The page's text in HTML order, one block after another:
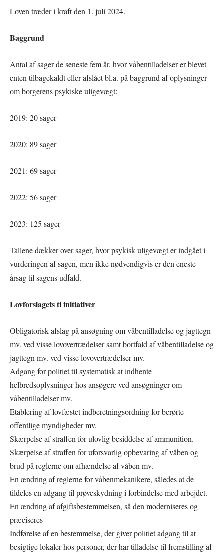
Loven træder i kraft den 1. juli 2024.
Baggrund
Antal af sager de seneste fem år, hvor våbentilladelser er blevet
enten tilbagekaldt eller afslået bl.a. på baggrund af oplysninger
om borgerens psykiske uligevægt:
2019: 20 sager
2020: 89 sager
2021: 69 sager
2022: 56 sager
2023: 125 sager
Tallene dækker over sager, hvor psykisk uligevægt er indgået i
vurderingen af sagen, men ikke nødvendigvis er den eneste
årsag til sagens udfald.
Lovforslagets ti initiativer
Obligatorisk afslag på ansøgning om våbentilladelse og jagttegn
mv. ved visse lovovertrædelser samt bortfald af våbentilladelse og
jagttegn mv. ved visse lovovertrædelser mv.
Adgang for politiet til systematisk at indhente
helbredsoplysninger hos ansøgere ved ansøgninger om
våbentilladelser mv.
Etablering af lovfæstet indberetningsordning for berørte
offentlige myndigheder mv.
Skærpelse af straffen for ulovlig besiddelse af ammunition.
Skærpelse af straffen for uforsvarlig opbevaring af våben og
brud på reglerne om afhændelse af våben mv.
En ændring af reglerne for våbenmekanikere, således at de
tildeles en adgang til prøveskydning i forbindelse med arbejdet.
En ændring af afgiftsbestemmelsen, så den moderniseres og
præciseres
Indførelse af en bestemmelse, der giver politiet adgang til at
besigtige lokaler hos personer, der har tilladelse til fremstilling af